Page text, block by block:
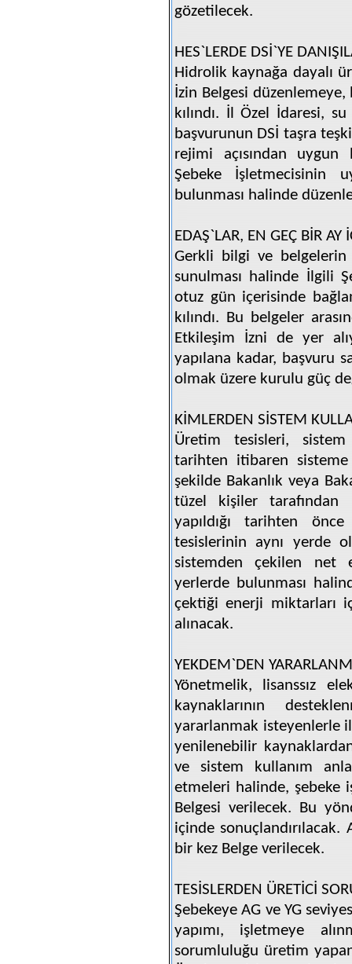
gözetilecek.
HES`LERDE DSİ`YE
Hidrolik kaynağa dayalı
İzin Belgesi
kılındı. İl Özel İdaresi,
başvurunun DSİ taşra
rejimi açısından
Şebeke İşletmecisinin
bulunması halinde
EDAŞ`LAR, EN GEÇ BİR AY
Gerkli bilgi ve belgelerin
sunulması halinde İlgili
otuz gün içerisinde
kılındı. Bu belgeler
Etkileşim İzni de yer
yapılana kadar, başvuru
olmak üzere kurulu güç
KİMLERDEN SİSTEM
Üretim tesisleri, sistem
tarihten itibaren
şekilde Bakanlık veya
tüzel kişiler tarafından
yapıldığı tarihten
tesislerinin aynı yerde
sistemden çekilen net
yerlerde bulunması
çektiği enerji miktarları
alınacak.
YEKDEM`DEN
Yönetmelik, lisanssız
kaynaklarının
yararlanmak isteyenlerle
yenilenebilir
ve sistem kullanım
etmeleri halinde, şebeke
Belgesi verilecek. Bu
içinde
bir kez Belge verilecek.
TESİSLERDEN ÜRETİCİ
Şebekeye AG ve YG
yapımı, işletmeye
sorumluluğu üretim